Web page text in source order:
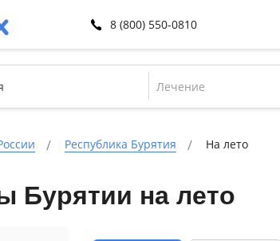
8 (800) 550-0810
Лечение
Республика Бурятия На лето
Бурятии на лето